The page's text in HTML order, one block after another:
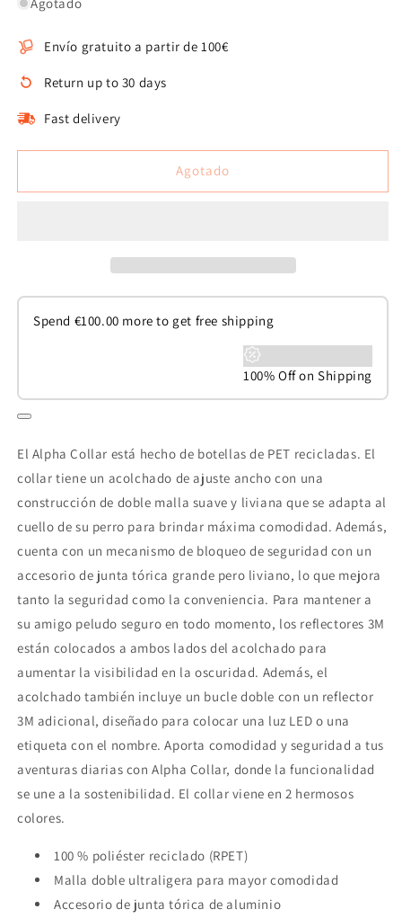
de
perro
alfa
perro
alfa
Envío gratuito a partir de 100€
Return up to 30 days
Fast delivery
Agotado
Spend €100.00 more to get free shipping
100% Off on Shipping
El Alpha Collar está hecho de botellas de PET recicladas. El
collar tiene un acolchado de ajuste ancho con una
construcción de doble malla suave y liviana que se adapta al
cuello de su perro para brindar máxima comodidad. Además,
cuenta con un mecanismo de bloqueo de seguridad con un
accesorio de junta tórica grande pero liviano, lo que mejora
tanto la seguridad como la conveniencia. Para mantener a
su amigo peludo seguro en todo momento, los reflectores 3M
están colocados a ambos lados del acolchado para
aumentar la visibilidad en la oscuridad. Además, el
acolchado también incluye un bucle doble con un reflector
3M adicional, diseñado para colocar una luz LED o una
etiqueta con el nombre. Aporta comodidad y seguridad a tus
aventuras diarias con Alpha Collar, donde la funcionalidad
se une a la sostenibilidad. El collar viene en 2 hermosos
colores.
100 % poliéster reciclado (RPET)
Malla doble ultraligera para mayor comodidad
Accesorio de junta tórica de aluminio